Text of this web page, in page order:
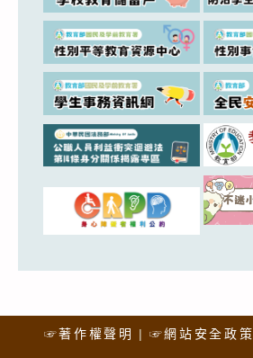
☞著作權聲明 ☞網站安全政策